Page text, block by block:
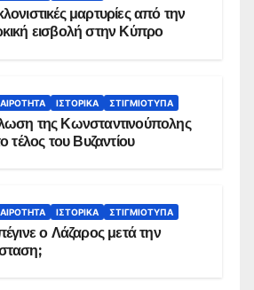
μαρτυρίες από την
εισβολή στην Κύπρο
ΙΣΤΟΡΙΚΆ ΣΤΙΓΜΙΌΤΥΠΑ
της Κωνσταντινούπολης
τέλος του Βυζαντίου
ΙΣΤΟΡΙΚΆ ΣΤΙΓΜΙΌΤΥΠΑ
ο Λάζαρος μετά την